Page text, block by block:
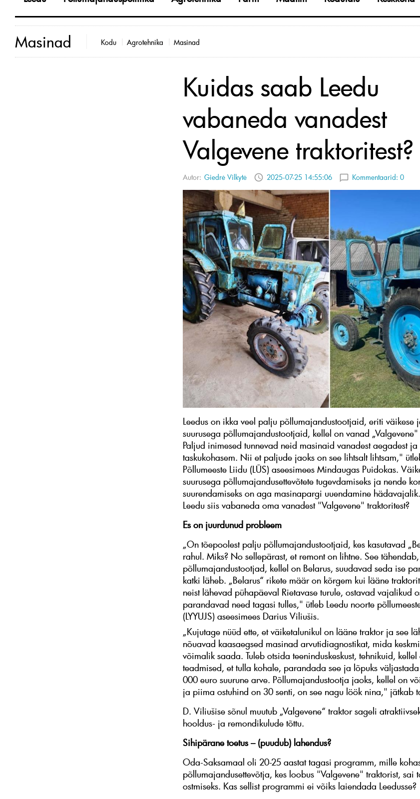
Masinad Kodu Agrotehnika Masinad
Kuidas saab Leedu
vabaneda vanadest
Valgevene traktoritest?
Autor: Giedrė Vilkytė 2025-07-25 14:55:06 Kommentaarid: 0
Leedus on ikka veel palju põllumajandustootjaid, eriti väikese
suurusega põllumajandustootjaid, kellel on vanad
Paljud inimesed tunnevad neid masinaid vanadest aegadest
taskukohasem. Nii et paljude jaoks on see lihtsalt lihtsam,"
Põllumeeste Liidu (LŪS) aseesimees Mindaugas Puidokas.
suurusega põllumajandusettevõtete tugevdamiseks ja nende
suurendamiseks on aga masinapargi uuendamine
Leedu siis vabaneda oma vanadest "Valgevene" traktoritest?
Es on juurdunud probleem
„On tõepoolest palju põllumajandustootjaid, kes kasutavad
rahul. Miks? No sellepärast, et remont on lihtne. See
põllumajandustootjad, kellel on Belarus, suudavad seda ise
katki läheb. „Belarus“ rikete määr on kõrgem kui lääne
neist lähevad pühapäeval Rietavase turule, ostavad vajalikud
parandavad need tagasi tulles," ütleb Leedu noorte
(LYYUJS) aseesimees Darius Viliušis.
„Kujutage nüüd ette, et väiketalunikul on lääne traktor ja see
nõuavad kaasaegsed masinad arvutidiagnostikat, mida
võimalik saada. Tuleb otsida teeninduskeskust, tehnikuid,
teadmised, et tulla kohale, parandada see ja lõpuks
000 euro suurune arve. Põllumajandustootja jaoks, kellel on
ja piima ostuhind on 30 senti, on see nagu löök nina," jätkab
D. Viliušise sõnul muutub „Valgevene“ traktor sageli
hooldus- ja remondikulude tõttu.
Sihipärane toetus – (puudub) lahendus?
Oda-Saksamaal oli 20-25 aastat tagasi programm, mille
põllumajandusettevõtja, kes loobus "Valgevene" traktorist, sai
ostmiseks. Kas sellist programmi ei võiks laiendada Leedusse?